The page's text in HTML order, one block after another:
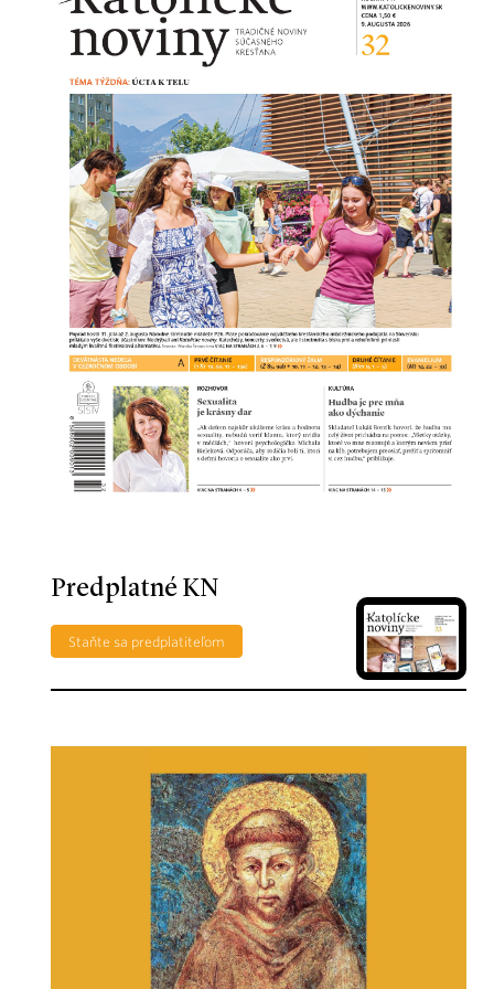
Predplatné KN
Staňte sa predplatiteľom